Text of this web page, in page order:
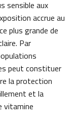
sensible aux
accrue au
plus grande de
Par
peut constituer
la protection
et la
vitamine